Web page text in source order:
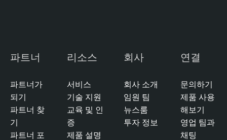
파트너
파트너가
되기
파트너 찾
기
파트너 포
리소스
서비스
기술 지원
교육 및 인
증
제품 설명
회사
회사 소개
임원 팀
뉴스룸
투자 정보
연결
문의하기
제품 사용
해보기
영업 팀과
채팅